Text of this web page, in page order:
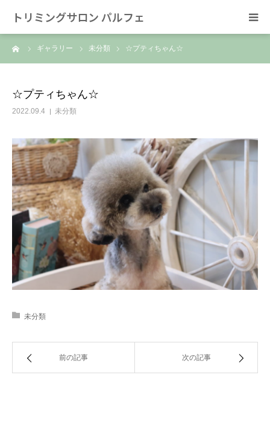
トリミングサロン パルフェ
ギャラリー 未分類 ☆プティちゃん☆
☆プティちゃん☆
2022.09.4 未分類
未分類
前の記事 次の記事
HOME
スタッフ
SNS/リンク